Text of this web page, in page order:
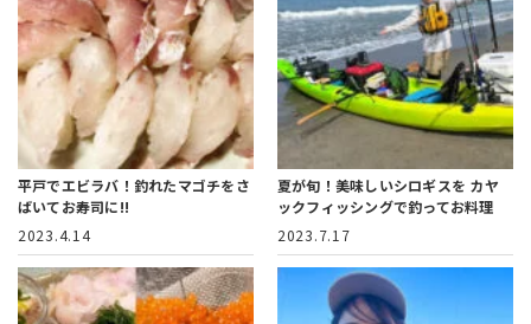
平戸でエビラバ！釣れたマゴチをさ
ばいてお寿司に!!
2023.4.14
夏が旬！美味しいシロギスを カヤ
ックフィッシングで釣ってお料理
2023.7.17